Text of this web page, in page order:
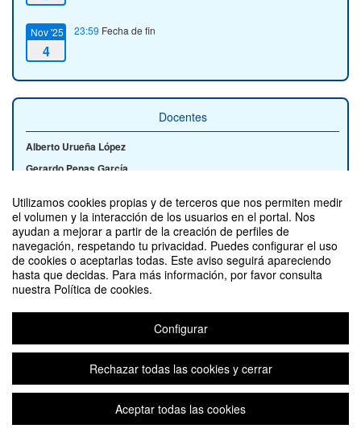
Utilizamos cookies propias y de terceros que nos permiten medir
el volumen y la interacción de los usuarios en el portal. Nos
ayudan a mejorar a partir de la creación de perfiles de
navegación, respetando tu privacidad. Puedes configurar el uso
de cookies o aceptarlas todas. Este aviso seguirá apareciendo
hasta que decidas. Para más información, por favor consulta
nuestra Política de cookies.
Configurar
Rechazar todas las cookies y cerrar
Aceptar todas las cookies
Nov '25
4
23:59 Fecha de fin
Docentes
Alberto Urueña López
Gerardo Penas García
Contacto
Protección de la innovación (edición 7)
Organizado por Vicerrectorado de Estrategia Académica y Calidad - Servicio
de Innovación Educativa
Plataforma de organización de eventos Symposium
Copyright © 2026